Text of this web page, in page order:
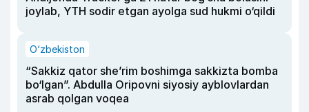
joylab, YTH sodir etgan ayolga sud hukmi o‘qildi
O‘zbekiston
“Sakkiz qator she’rim boshimga sakkizta bomba
bo‘lgan”. Abdulla Oripovni siyosiy ayblovlardan
asrab qolgan voqea